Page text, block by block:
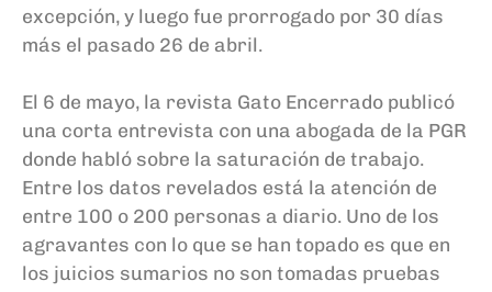
excepción, y luego fue prorrogado por 30 días
más el pasado 26 de abril.
El 6 de mayo, la revista Gato Encerrado publicó
una corta entrevista con una abogada de la PGR
donde habló sobre la saturación de trabajo.
Entre los datos revelados está la atención de
entre 100 o 200 personas a diario. Uno de los
agravantes con lo que se han topado es que en
los juicios sumarios no son tomadas pruebas